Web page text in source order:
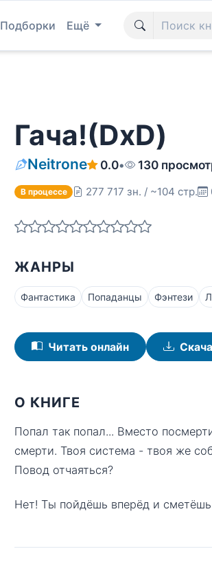
Подборки Ещё
Гача!(DxD)
Neitrone 0.0• 130
В процессе 277 717 зн. / ~104 стр.
ЖАНРЫ
Фантастика Попаданцы Фэнтези
Читать онлайн
О КНИГЕ
Попал так попал... Вместо
смерти. Твоя система - твоя же
Повод отчаяться?
Нет! Ты пойдёшь вперёд и